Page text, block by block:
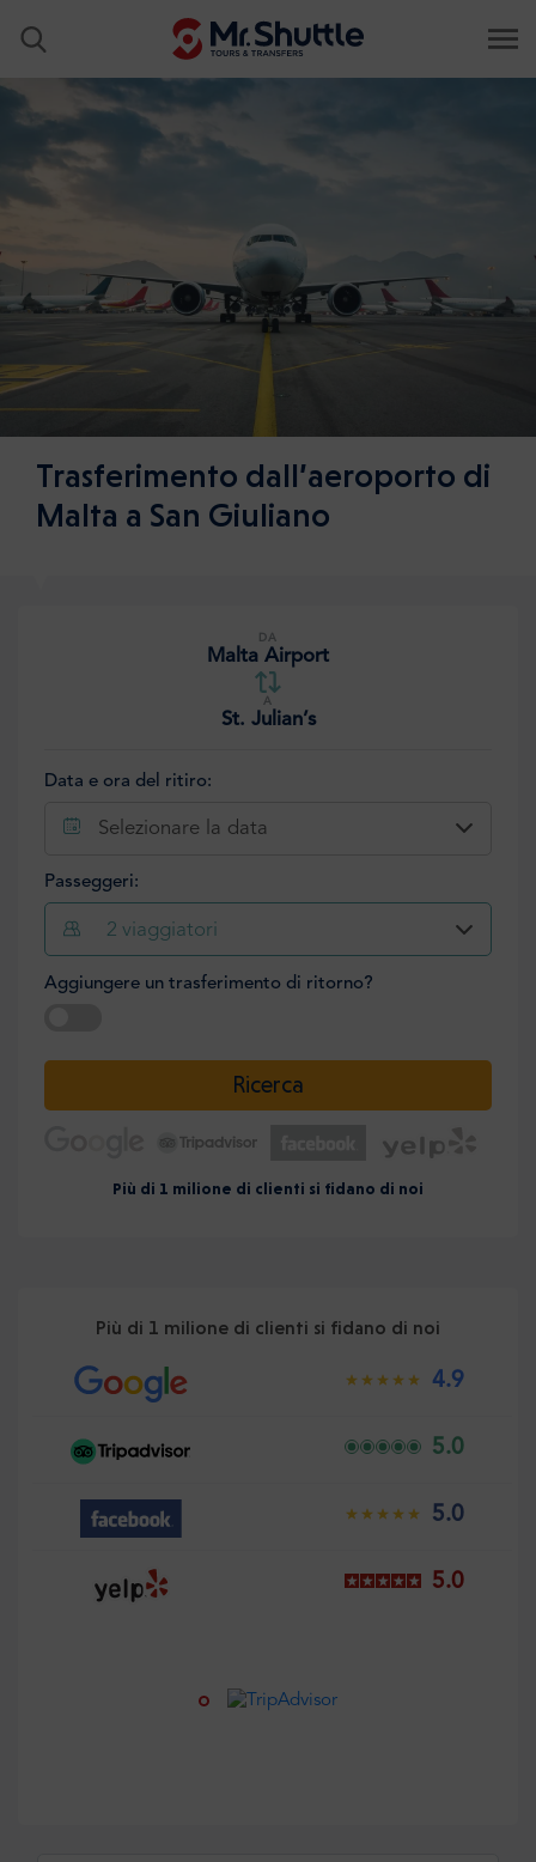
Trasferimento dall’aeroporto di
Malta a San Giuliano
DA
Malta Airport
A
St. Julian’s
Data e ora del ritiro:
Selezionare la data
Passeggeri:
2 viaggiatori
Aggiungere un trasferimento di ritorno?
Ricerca
Più di 1 milione di clienti si fidano di noi
Più di 1 milione di clienti si fidano di noi
4.9
5.0
5.0
5.0